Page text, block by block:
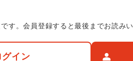
す。会員登録すると最後までお読みい
グイン